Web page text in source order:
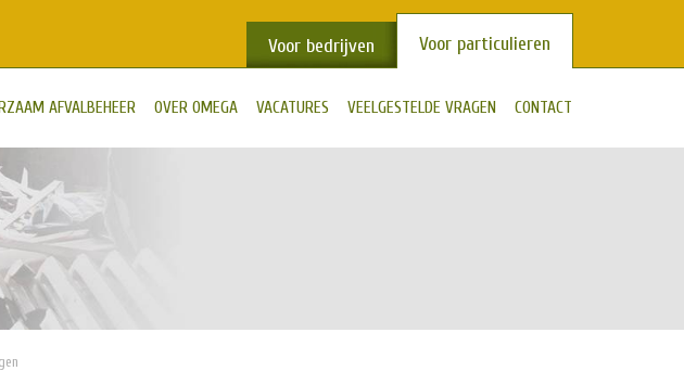
Voor bedrijven Voor particulieren
AFVALBEHEER OVER OMEGA VACATURES VEELGESTELDE VRAGEN CONTACT